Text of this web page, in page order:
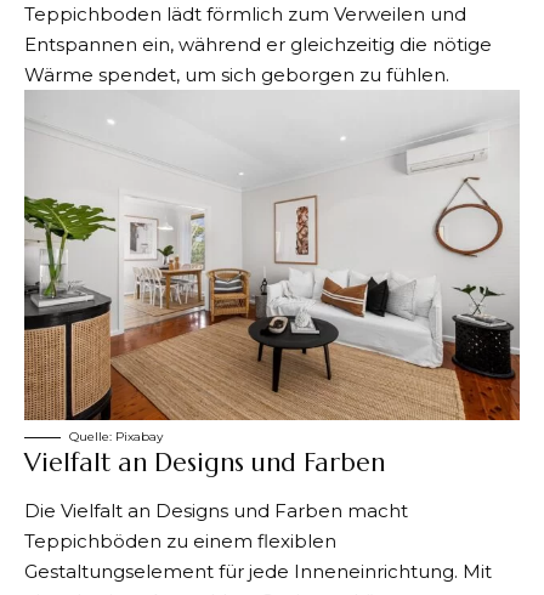
Teppichboden lädt förmlich zum Verweilen und
Entspannen ein, während er gleichzeitig die nötige
Wärme spendet, um sich geborgen zu fühlen.
Quelle: Pixabay
Vielfalt an Designs und Farben
Die Vielfalt an Designs und Farben macht
Teppichböden zu einem flexiblen
Gestaltungselement für jede Inneneinrichtung. Mit